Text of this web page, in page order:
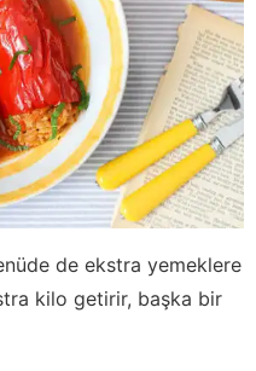
de ekstra yemeklere
kilo getirir, başka bir